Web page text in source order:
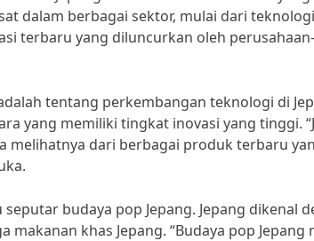
dalam berbagai sektor, mulai dari
terbaru yang diluncurkan oleh
tentang perkembangan teknologi di
yang memiliki tingkat inovasi yang tinggi.
melihatnya dari berbagai produk terbaru
budaya pop Jepang. Jepang dikenal
khas Jepang. “Budaya pop Jepang